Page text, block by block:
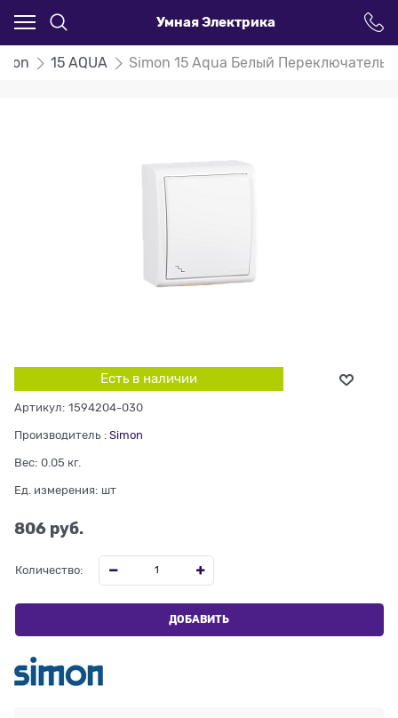
Умная Электрика
15 AQUA Simon 15 Aqua Белый
Есть в наличии
Артикул: 1594204-030
Производитель : Simon
Вес: 0.05 кг.
Ед. измерения: шт
806 руб.
Количество:
ДОБАВИТЬ